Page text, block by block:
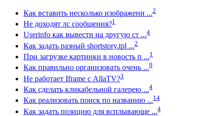
Как вставить несколько изображени ...2
Не доходят лс сообщения?1
Userinfo как вывести на другую ст ...4
Как задать разный shortstory.tpl ...2
При загрузке картинки в новость п ...1
Как правильно организовать очень ...9
Не работает Iframe с AllaTV?3
Как сделать кликабельной галерею ...4
Как реализовать поиск по названию ...14
Как задать позицию для всплывающе ...4